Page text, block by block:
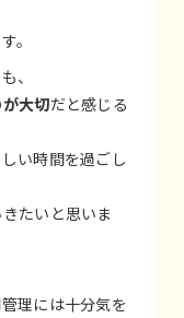
。
、
大切だと感じる
い時間を過ごし
たいと思いま
理には十分気を